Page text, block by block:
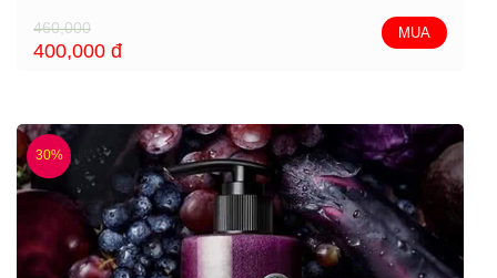
460,000
400,000 đ
MUA
30%